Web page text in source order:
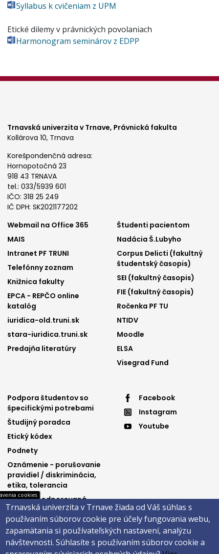
Syllabus k cvičeniam z UPM
Etické dilemy v právnických povolaniach
Harmonogram seminárov z EDPP
Trnavská univerzita v Trnave, Právnická fakulta
Kollárova 10, Trnava
Korešpondenčná adresa:
Hornopotočná 23
918 43 TRNAVA
tel.: 033/5939 601
IČO: 318 25 249
IČ DPH: SK2021177202
Footer
menu
1
Webmail na Office 365
MAIS
Intranet PF TRUNI
Telefónny zoznam
Knižnica fakulty
EPCA - REPČO online
katalóg
iuridica-old.truni.sk
stara-iuridica.truni.sk
Predajňa literatúry
Footer
menu
2
Študenti pacientom
Nadácia Š.Lubyho
Corpus Delicti (fakultný
študentský časopis)
SEI (fakultný časopis)
FIE (fakultný časopis)
Ročenka PF TU
NTIDV
Moodle
ELSA
Visegrad Fund
Footer
menu
3
Podpora študentov so
špecifickými potrebami
Študijný poradca
Etický kódex
Podnety
Oznámenie - porušovanie
pravidiel / diskriminácia,
etika, tolerancia
Výučba podporovaná
Ministerstvom
spravodlivosti SR
Footer
menu
Facebook
Instagram
Youtube
cookies
Trnavská univerzita v Trnave žiada od Váš súhlas s
používaním súborov cookie pre účely fungovania webu,
zapamätania si používateľských nastavení, analýzu
návštevnosti. Súhlasíte s používaním súborov cookie a